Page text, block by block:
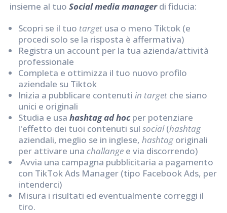
insieme al tuoSocial media managerdi fiducia:
Scopri se il tuo target usa o meno Tiktok (e
procedi solo se la risposta è affermativa)
Registra un account per la tua azienda/attività
professionale
Completa e ottimizza il tuo nuovo profilo
aziendale su Tiktok
Inizia a pubblicare contenutiin target che siano
unici e originali
Studia e usahashtag ad hocper potenziare
l'effetto dei tuoi contenuti sulsocial(hashtag
aziendali, meglio se in inglese,hashtagoriginali
per attivare una challange e via discorrendo)
Avvia una campagna pubblicitaria a pagamento
con TikTok Ads Manager (tipo Facebook Ads, per
intenderci)
Misura i risultati ed eventualmente correggi il
tiro.